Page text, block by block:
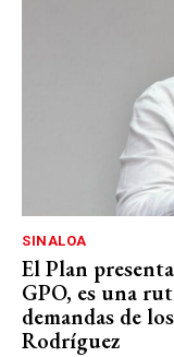
SINALOA
El Plan
GPO, es una
demandas de
Rodríguez